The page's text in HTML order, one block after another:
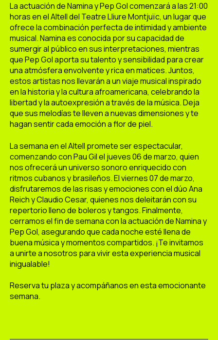
La actuación de Namina y Pep Gol comenzará a las 21:00
horas en el Altell del Teatre Lliure Montjuïc, un lugar que
ofrece la combinación perfecta de intimidad y ambiente
musical. Namina es conocida por su capacidad de
sumergir al público en sus interpretaciones, mientras
que Pep Gol aporta su talento y sensibilidad para crear
una atmósfera envolvente y rica en matices. Juntos,
estos artistas nos llevarán a un viaje musical inspirado
en la historia y la cultura afroamericana, celebrando la
libertad y la autoexpresión a través de la música. Deja
que sus melodías te lleven a nuevas dimensiones y te
hagan sentir cada emoción a flor de piel.
La semana en el Altell promete ser espectacular,
comenzando con Pau Gil el jueves 06 de marzo, quien
nos ofrecerá un universo sonoro enriquecido con
ritmos cubanos y brasileños. El viernes 07 de marzo,
disfrutaremos de las risas y emociones con el dúo Ana
Reich y Claudio Cesar, quienes nos deleitarán con su
repertorio lleno de boleros y tangos. Finalmente,
cerramos el fin de semana con la actuación de Namina y
Pep Gol, asegurando que cada noche esté llena de
buena música y momentos compartidos. ¡Te invitamos
a unirte a nosotros para vivir esta experiencia musical
inigualable!
Reserva tu plaza y acompáñanos en esta emocionante
semana.